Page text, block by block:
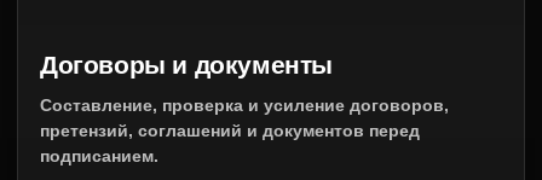
Договоры и документы
Составление, проверка и усиление договоров,
претензий, соглашений и документов перед
подписанием.